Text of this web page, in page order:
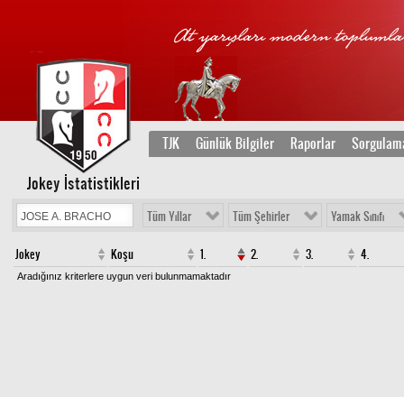
TJK Günlük Bilgiler Raporlar
Jokey İstatistikleri
Tüm Yıllar Tüm Şehirler Yamak Sınıfı
Jokey Koşu 1. 2. 3. 4.
Aradığınız kriterlere uygun veri bulunmamaktadır